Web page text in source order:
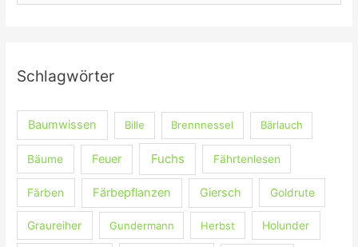
n
c
Schlagwörter
Baumwissen Bille Brennnessel Bärlauch
Bäume Feuer Fuchs Fährtenlesen
Färben Färbepflanzen Giersch Goldrute
Graureiher Gundermann Herbst Holunder